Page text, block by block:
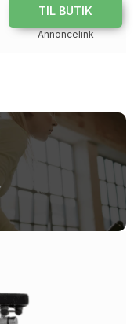
TIL BUTIK
Annoncelink